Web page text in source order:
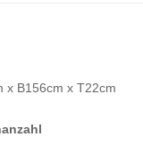
x B156cm x T22cm